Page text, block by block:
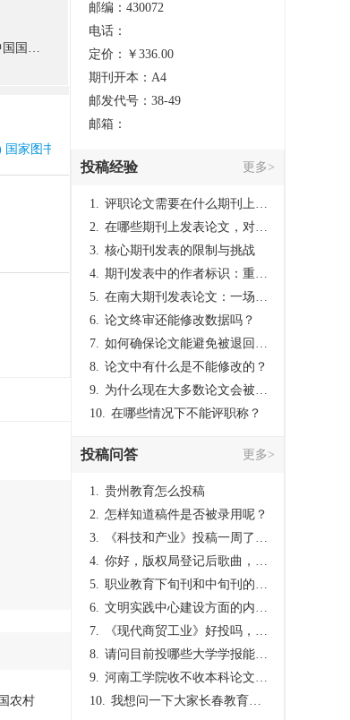
水利、
期刊
员会
家图书馆馆藏 知网收录(中) 统计源核心期刊(中国科技论文
农村
邮编：430072
电话：
定价：￥336.00
期刊开本：A4
邮发代号：38-49
邮箱：
投稿经验 更多>
1. 评职论文需要在什么期刊上发表？
2. 在哪些期刊上发表论文，对考研有优势？
3. 核心期刊发表的限制与挑战
4. 期刊发表中的作者标识：重要性与实践
5. 在南大期刊发表论文：一场知识探索与学术成就的旅程
6. 论文终审还能修改数据吗？
7. 如何确保论文能避免被退回：关键条件与策略
8. 论文中有什么是不能修改的？
9. 为什么现在大多数论文会被评判为AI撰写？（深度剖析查重机制下的困境与出路）
10. 在哪些情况下不能评职称？
投稿问答 更多>
1. 贵州教育怎么投稿
2. 怎样知道稿件是否被录用呢？
3.
《科技和产业》投稿一周了仍是“已发回执”状态，这是什么意思？什么时候外审？
4. 你好，版权局登记后歌曲，这里能否发表
5. 职业教育下旬刊和中旬刊的国内刊号一样，他们有什么区别，两本刊物都是真的吗？
6. 文明实践中心建设方面的内容适合那种期刊
7.
《现代商贸工业》好投吗，版面费多少？
8. 请问目前投哪些大学学报能较快出刊啊
9. 河南工学院收不收本科论文呀？
10. 我想问一下大家长春教育学院学报是本科学报吗？